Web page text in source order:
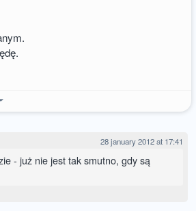
28 january 2012 at 17:41
- już nie jest tak smutno, gdy są